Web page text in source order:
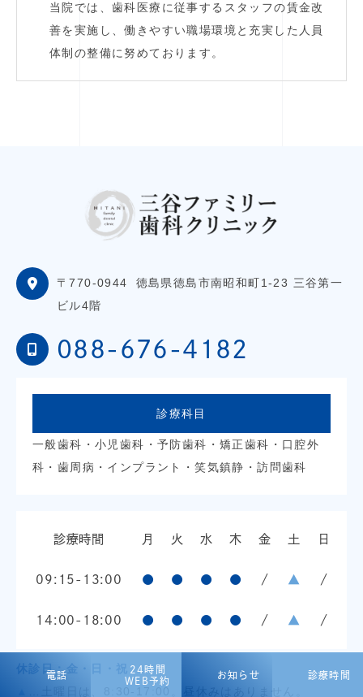
電話
24時間
WEB予約
お知らせ 診療時間
当院では、歯科医療に従事するスタッフの賃金改
善を実施し、働きやすい職場環境と充実した人員
体制の整備に努めております。
〒770-0944
徳島県徳島市南昭和町1-23 三谷第一
ビル4階
088-676-4182
診療科目
一般歯科・小児歯科・予防歯科・矯正歯科・口腔外
科・歯周病・インプラント・笑気鎮静・訪問歯科
診療時間 月 火 水 木 金 土 日
09:15-13:00 ● ● ● ● / ▲ /
14:00-18:00 ● ● ● ● / ▲ /
休診日：金・日・祝
…土曜日は、8:30-17:00。昼休みはありません。